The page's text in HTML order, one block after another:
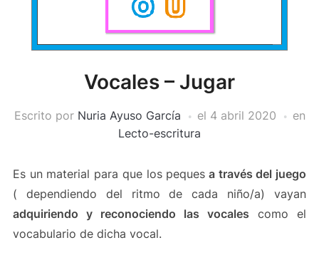
Vocales – Jugar
Escrito por Nuria Ayuso García el 4 abril 2020
en
Lecto-escritura
Es un material para que los peques a través del juego
( dependiendo del ritmo de cada niño/a) vayan
adquiriendo y reconociendo las vocales como el
vocabulario de dicha vocal.